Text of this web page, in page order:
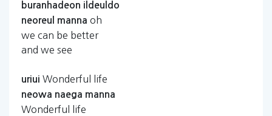
buranhadeon ildeuldo
neoreul
manna oh
we can be better
and we see
uriui Wonderful life
neowa naega manna
Wonderful life